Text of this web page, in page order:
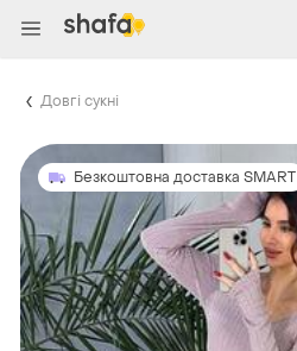
Довгі сукні
Безкоштовна доставка SMART